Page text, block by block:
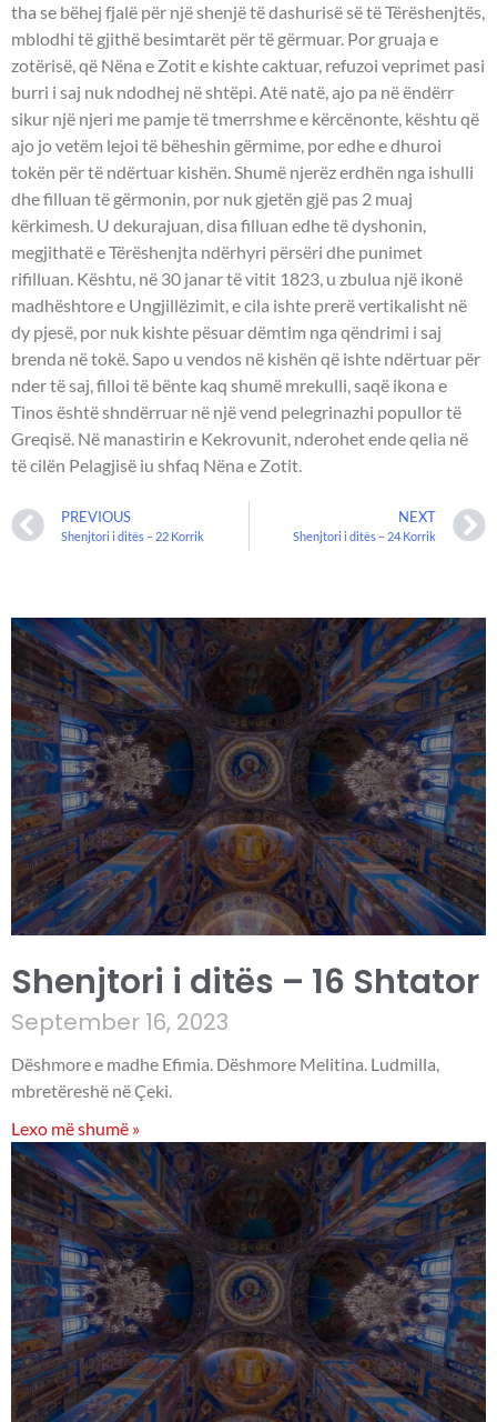
tha se bëhej fjalë për një shenjë të dashurisë së të Tërëshenjtës,
mblodhi të gjithë besimtarët për të gërmuar. Por gruaja e
zotërisë, që Nëna e Zotit e kishte caktuar, refuzoi veprimet pasi
burri i saj nuk ndodhej në shtëpi. Atë natë, ajo pa në ëndërr
sikur një njeri me pamje të tmerrshme e kërcënonte, kështu që
ajo jo vetëm lejoi të bëheshin gërmime, por edhe e dhuroi
tokën për të ndërtuar kishën. Shumë njerëz erdhën nga ishulli
dhe filluan të gërmonin, por nuk gjetën gjë pas 2 muaj
kërkimesh. U dekurajuan, disa filluan edhe të dyshonin,
megjithatë e Tërëshenjta ndërhyri përsëri dhe punimet
rifilluan. Kështu, në 30 janar të vitit 1823, u zbulua një ikonë
madhështore e Ungjillëzimit, e cila ishte prerë vertikalisht në
dy pjesë, por nuk kishte pësuar dëmtim nga qëndrimi i saj
brenda në tokë. Sapo u vendos në kishën që ishte ndërtuar për
nder të saj, filloi të bënte kaq shumë mrekulli, saqë ikona e
Tinos është shndërruar në një vend pelegrinazhi popullor të
Greqisë. Në manastirin e Kekrovunit, nderohet ende qelia në
të cilën Pelagjisë iu shfaq Nëna e Zotit.
PREVIOUS
Shenjtori i ditës – 22 Korrik
NEXT
Shenjtori i ditës – 24 Korrik
Shenjtori i ditës – 16 Shtator
September 16, 2023
Dëshmore e madhe Efimia. Dëshmore Melitina. Ludmilla,
mbretëreshë në Çeki.
Lexo më shumë »